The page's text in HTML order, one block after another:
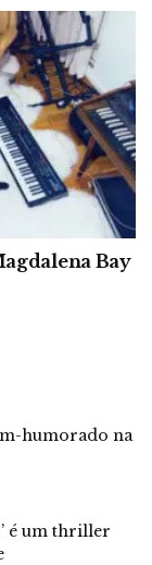
Bay
humorado na
é um thriller